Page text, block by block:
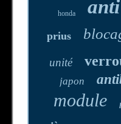
honda anti
prius
unité
japon
module